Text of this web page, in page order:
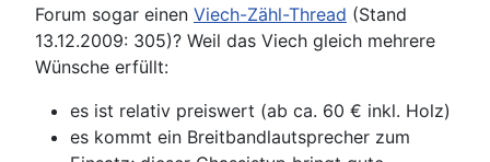
Forum sogar einen Viech-Zähl-Thread (Stand
13.12.2009: 305)? Weil das Viech gleich mehrere
Wünsche erfüllt:
es ist relativ preiswert (ab ca. 60 € inkl. Holz)
es kommt ein Breitbandlautsprecher zum